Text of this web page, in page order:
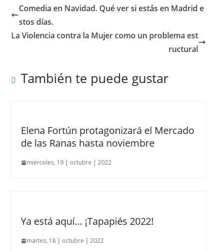
Comedia en Navidad. Qué ver si estás en Madrid e
stos días.
La Violencia contra la Mujer como un problema est
ructural
También te puede gustar
Elena Fortún protagonizará el Mercado
de las Ranas hasta noviembre
miércoles, 19 | octubre | 2022
Ya está aquí… ¡Tapapiés 2022!
martes, 18 | octubre | 2022